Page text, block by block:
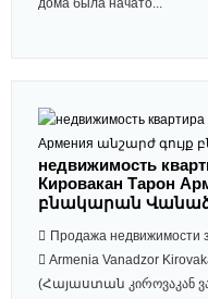
дома была начато...
недвижимость
Кировакан Тарон
բնակարան
Продажа недвижимости
Armenia Vanadzor
(Հայաստան კიროვაკან